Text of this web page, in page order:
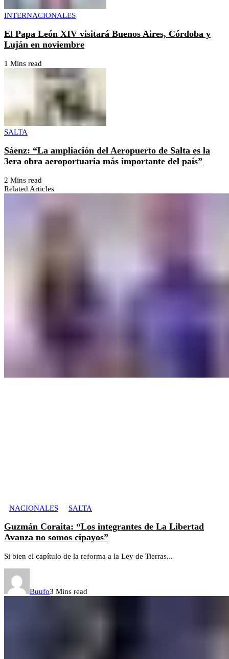
INTERNACIONALES
El Papa León XIV visitará Buenos Aires, Córdoba y
Luján en noviembre
1 Mins read
SALTA
Sáenz: “La ampliación del Aeropuerto de Salta es la
3era obra aeroportuaria más importante del país”
2 Mins read
Related Articles
NACIONALES SALTA
Guzmán Coraita: “Los integrantes de La Libertad
Avanza no somos cipayos”
Si bien el capítulo de la reforma a la Ley de Tierras...
Buufo3 Mins read